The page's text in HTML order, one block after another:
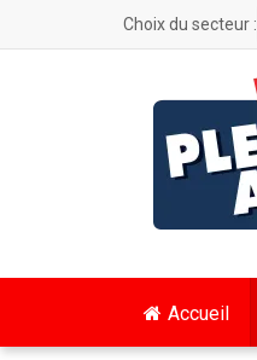
Choix du secteur :
Accueil